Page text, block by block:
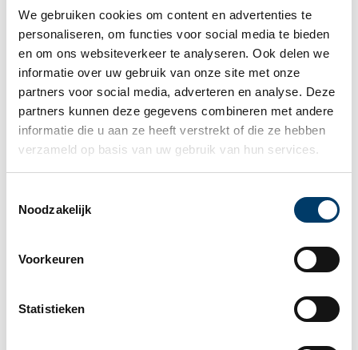
We gebruiken cookies om content en advertenties te
personaliseren, om functies voor social media te bieden
en om ons websiteverkeer te analyseren. Ook delen we
informatie over uw gebruik van onze site met onze
partners voor social media, adverteren en analyse. Deze
partners kunnen deze gegevens combineren met andere
informatie die u aan ze heeft verstrekt of die ze hebben
verzameld op basis van uw gebruik van hun services.
Noodzakelijk
Voorkeuren
Statistieken
ook in het Nederlandse handelsregister (Kamer
van Koophandel).
Bedrijven hoeven bepaalde informatie niet te
publiceren indien openbaarmaking hiervan
bijzonder nadelig zou zijn voor de
concurrentiepositie van de entiteit. Alle
omissies dienen wel duidelijk te worden
aangegeven en gemotiveerd.
De publicatie van het rapport bij de Nederlandse
afloop van het boekjaar plaats te vinden. De
ten minste 5 jaar op de website van het bedrijf te
staan vermeld (ook al is de regelgeving eventueel